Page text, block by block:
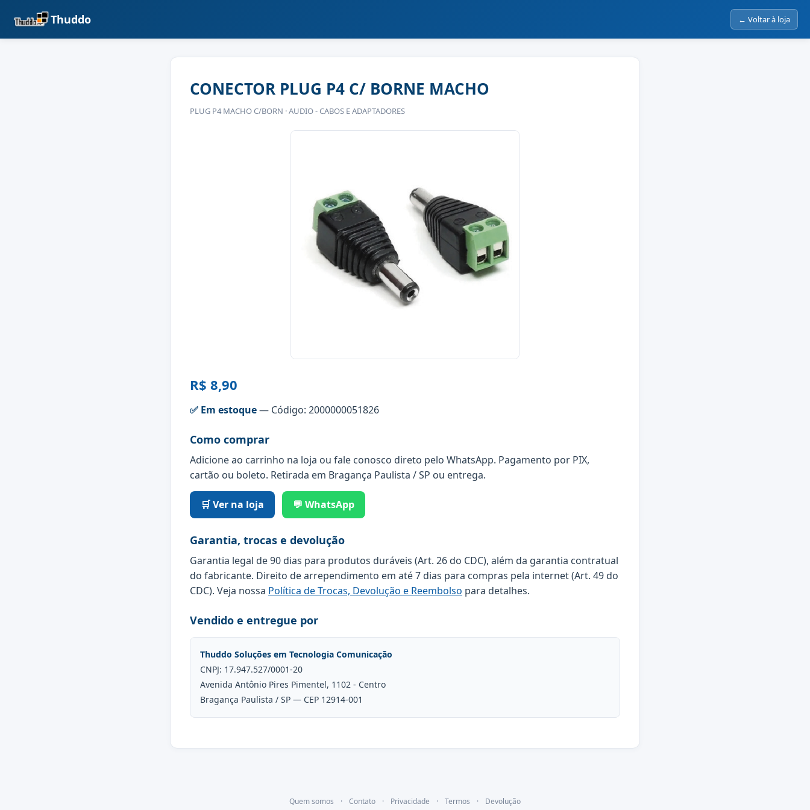
Thuddo ← Voltar à loja
CONECTOR PLUG P4 C/ BORNE MACHO
PLUG P4 MACHO C/BORN · AUDIO - CABOS E ADAPTADORES
R$ 8,90
✅ Em estoque— Código: 2000000051826
Como comprar
Adicione ao carrinho na loja ou fale conosco direto pelo WhatsApp. Pagamento por PIX,
cartão ou boleto. Retirada em Bragança Paulista / SP ou entrega.
🛒 Ver na loja 💬 WhatsApp
Garantia, trocas e devolução
Garantia legal de 90 dias para produtos duráveis (Art. 26 do CDC), além da garantia contratual
do fabricante. Direito de arrependimento em até 7 dias para compras pela internet (Art. 49 do
CDC). Veja nossa Política de Trocas, Devolução e Reembolso para detalhes.
Vendido e entregue por
Thuddo Soluções em Tecnologia Comunicação
CNPJ: 17.947.527/0001-20
Avenida Antônio Pires Pimentel, 1102 - Centro
Bragança Paulista / SP — CEP 12914-001
Quem somos · Contato · Privacidade · Termos · Devolução